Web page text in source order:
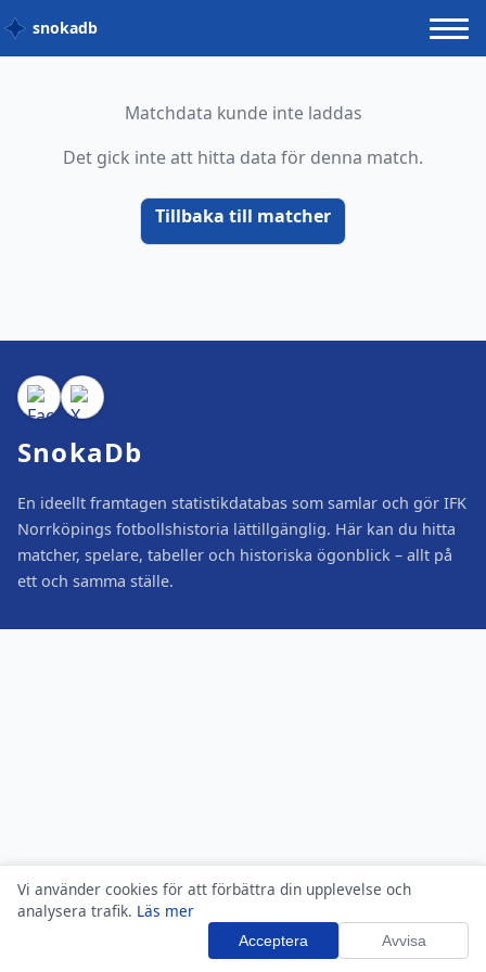
Vi använder cookies för att förbättra din upplevelse och
analysera trafik. Läs mer
Acceptera Avvisa
snokadb
Matchdata kunde inte laddas
Det gick inte att hitta data för denna match.
Tillbaka till matcher
SnokaDb
En ideellt framtagen statistikdatabas som samlar och gör IFK
Norrköpings fotbollshistoria lättillgänglig. Här kan du hitta
matcher, spelare, tabeller och historiska ögonblick – allt på
ett och samma ställe.